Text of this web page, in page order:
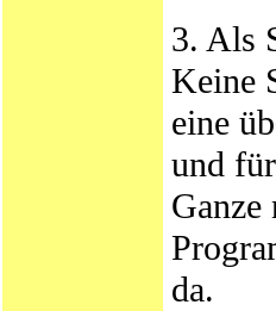
3. Als
Keine
eine
und
da.